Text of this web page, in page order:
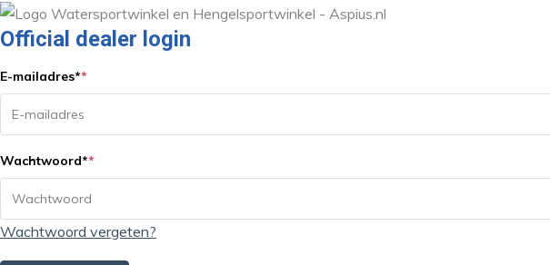
Official dealer login
E-mailadres**
Wachtwoord**
Wachtwoord vergeten?